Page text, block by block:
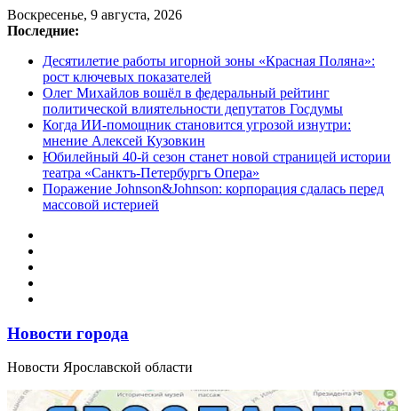
Перейти
к
Воскресенье, 9 августа, 2026
Последние:
Десятилетие работы игорной зоны «Красная Поляна»:
рост ключевых показателей
Олег Михайлов вошёл в федеральный рейтинг
политической влиятельности депутатов Госдумы
Когда ИИ-помощник становится угрозой изнутри:
мнение Алексей Кузовкин
Юбилейный 40-й сезон станет новой страницей истории
театра «Санктъ-Петербургъ Опера»
Поражение Johnson&Johnson: корпорация сдалась перед
массовой истерией
Новости города
Новости Ярославской области